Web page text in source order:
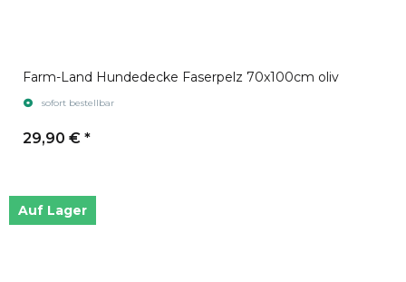
Farm-Land Hundedecke Faserpelz 70x100cm oliv
sofort bestellbar
29,90 € *
Auf Lager